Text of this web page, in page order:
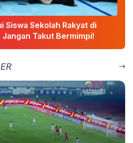
Siswa Sekolah Rakyat di
Takut Bermimpi!